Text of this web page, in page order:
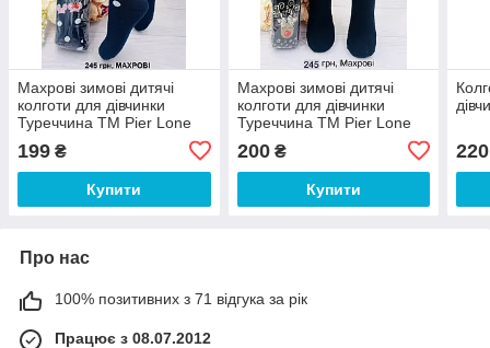
Махрові зимові дитячі
колготи для дівчинки
Туреччина ТМ Pier Lone
199 ₴
Купити
Махрові зимові дитячі
колготи для дівчинки
Туреччина ТМ Pier Lone
200₴
Купити
220
Про нас
100% позитивних з 71 відгука за рік
Працює з 08.07.2012